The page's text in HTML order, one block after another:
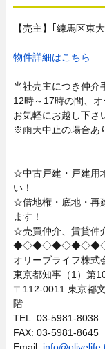
【売主】｢練馬区東
物件詳細はこちら
当社売主につき仲介
12時～17時の間、オ
お気軽にお越し下さ
※雨天中止の場合あ
☆中古戸建・戸建用
い！
☆借地権・底地・再
ます！
☆売買仲介、賃貸仲
オリーブライフ株式
東京都知事（1）第
〒112-0011 東京都
階
TEL: 03-5981-8038
FAX: 03-5981-8645